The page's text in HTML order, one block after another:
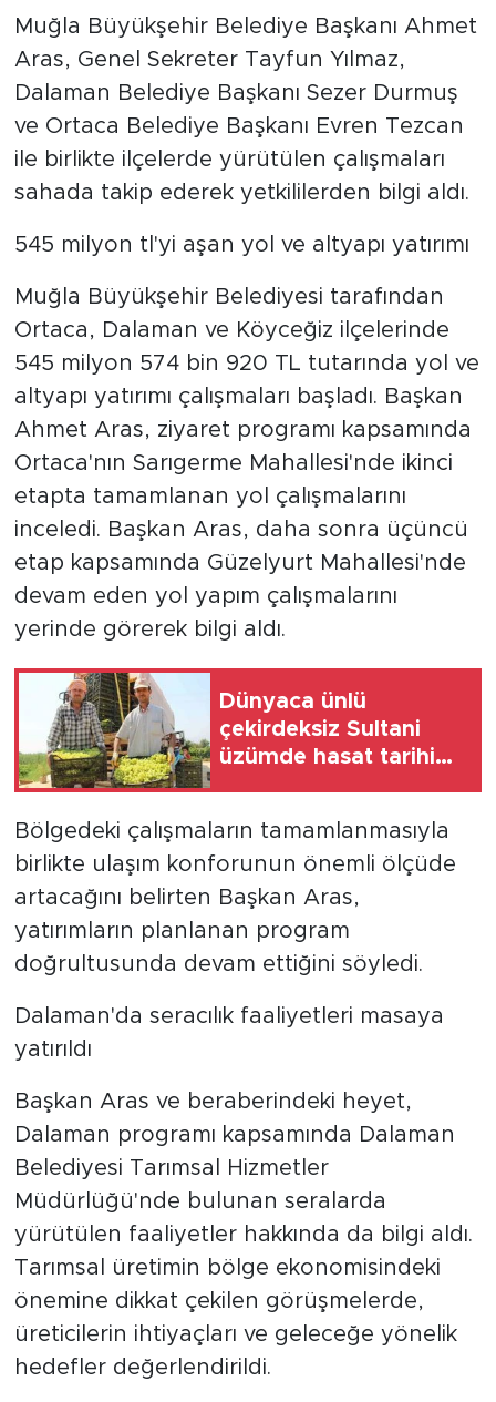
Muğla Büyükşehir Belediye Başkanı Ahmet
Aras, Genel Sekreter Tayfun Yılmaz,
Dalaman Belediye Başkanı Sezer Durmuş
ve Ortaca Belediye Başkanı Evren Tezcan
ile birlikte ilçelerde yürütülen çalışmaları
sahada takip ederek yetkililerden bilgi aldı.
545 milyon tl'yi aşan yol ve altyapı yatırımı
Muğla Büyükşehir Belediyesi tarafından
Ortaca, Dalaman ve Köyceğiz ilçelerinde
545 milyon 574 bin 920 TL tutarında yol ve
altyapı yatırımı çalışmaları başladı. Başkan
Ahmet Aras, ziyaret programı kapsamında
Ortaca'nın Sarıgerme Mahallesi'nde ikinci
etapta tamamlanan yol çalışmalarını
inceledi. Başkan Aras, daha sonra üçüncü
etap kapsamında Güzelyurt Mahallesi'nde
devam eden yol yapım çalışmalarını
yerinde görerek bilgi aldı.
Dünyaca ünlü
çekirdeksiz Sultani
üzümde hasat tarihi
Bölgedeki çalışmaların tamamlanmasıyla
birlikte ulaşım konforunun önemli ölçüde
artacağını belirten Başkan Aras,
yatırımların planlanan program
doğrultusunda devam ettiğini söyledi.
Dalaman'da seracılık faaliyetleri masaya
yatırıldı
Başkan Aras ve beraberindeki heyet,
Dalaman programı kapsamında Dalaman
Belediyesi Tarımsal Hizmetler
Müdürlüğü'nde bulunan seralarda
yürütülen faaliyetler hakkında da bilgi aldı.
Tarımsal üretimin bölge ekonomisindeki
önemine dikkat çekilen görüşmelerde,
üreticilerin ihtiyaçları ve geleceğe yönelik
hedefler değerlendirildi.